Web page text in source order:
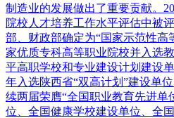
制造业的发展做出了重要贡献。
院校人才培养工作水平评估中被
部、财政部确定为“国家示范性高
家优质专科高等职业院校并入选
平高职学校和专业建设计划建设
年入选陕西省“双高计划”建设单
续两届荣膺“全国职业教育先进单
位、全国健康学校建设单位、全